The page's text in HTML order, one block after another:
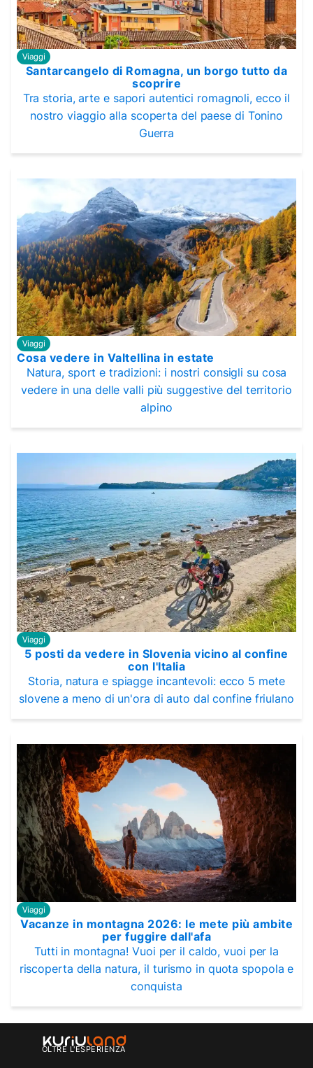
Viaggi
Santarcangelo di Romagna, un borgo tutto da
scoprire
Tra storia, arte e sapori autentici romagnoli, ecco il
nostro viaggio alla scoperta del paese di Tonino
Guerra
Viaggi
Cosa vedere in Valtellina in estate
Natura, sport e tradizioni: i nostri consigli su cosa
vedere in una delle valli più suggestive del territorio
alpino
Viaggi
5 posti da vedere in Slovenia vicino al confine
con l'Italia
Storia, natura e spiagge incantevoli: ecco 5 mete
slovene a meno di un'ora di auto dal confine friulano
Viaggi
Vacanze in montagna 2026: le mete più ambite
per fuggire dall'afa
Tutti in montagna! Vuoi per il caldo, vuoi per la
riscoperta della natura, il turismo in quota spopola e
conquista
OLTRE L'ESPERIENZA